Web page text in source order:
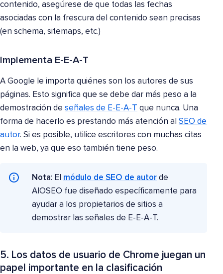
contenido, asegúrese de que todas las fechas
asociadas con la frescura del contenido sean precisas
(en schema, sitemaps, etc.)
Implementa E-E-A-T
A Google le importa quiénes son los autores de sus
páginas. Esto significa que se debe dar más peso a la
demostración de señales de E-E-A-T que nunca. Una
forma de hacerlo es prestando más atención al SEO de
autor. Si es posible, utilice escritores con muchas citas
en la web, ya que eso también tiene peso.
Nota: El módulo de SEO de autor de
AIOSEO fue diseñado específicamente para
ayudar a los propietarios de sitios a
demostrar las señales de E-E-A-T.
5. Los datos de usuario de Chrome juegan un
papel importante en la clasificación